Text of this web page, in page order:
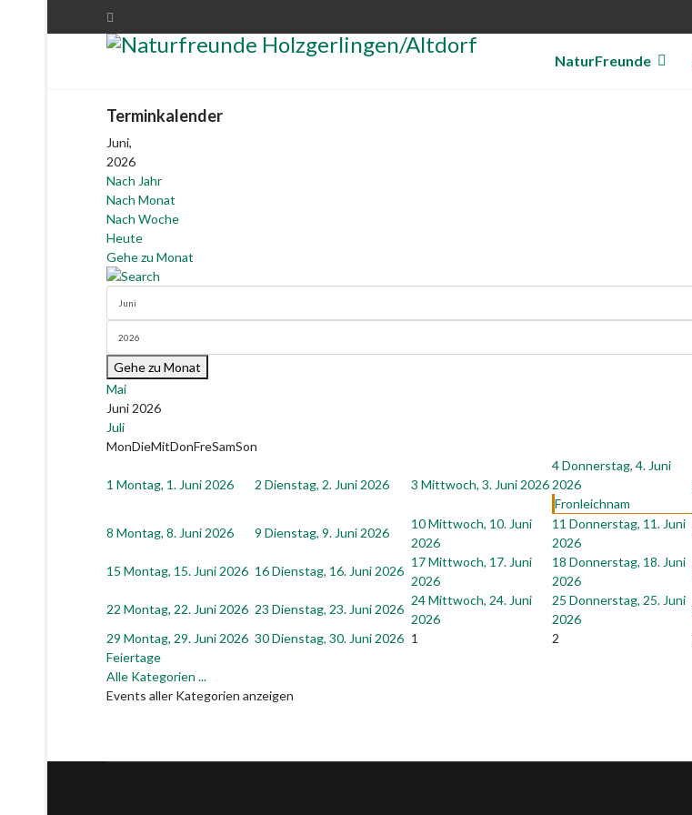
NaturFreunde
Terminkalender
Juni,
2026
Nach Jahr
Nach Monat
Nach Woche
Heute
Gehe zu Monat
Gehe zu Monat
Mai
Juni 2026
Juli
MonDieMitDonFreSamSon
1 Montag, 1. Juni 2026 2 Dienstag, 2. Juni 2026 3 Mittwoch, 3. Juni 2026
4Donnerstag, 4. Juni
2026
Fronleichnam
8 Montag, 8. Juni 2026 9 Dienstag, 9. Juni 2026
10Mittwoch, 10. Juni
2026
11 Donnerstag, 11. Juni
2026
15 Montag, 15. Juni 2026 16Dienstag, 16. Juni 2026
17Mittwoch, 17. Juni
2026
18 Donnerstag, 18. Juni
2026
22 Montag, 22. Juni 2026 23 Dienstag, 23. Juni 2026
24Mittwoch, 24. Juni
2026
25 Donnerstag, 25. Juni
2026
29 Montag, 29. Juni 2026 30Dienstag, 30. Juni 2026 1 2
Feiertage
Alle Kategorien ...
Events aller Kategorien anzeigen